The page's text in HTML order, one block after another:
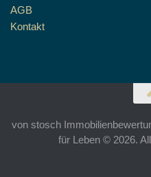
AGB
Kontakt
von stosch
für Leben © 2026.